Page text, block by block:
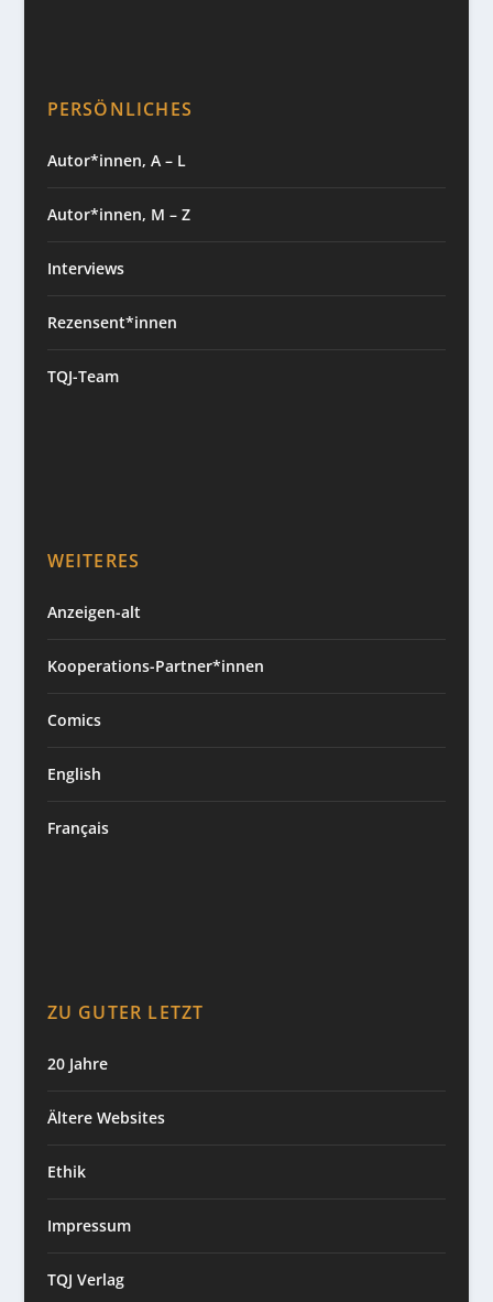
PERSÖNLICHES
Autor*innen, A – L
Autor*innen, M – Z
Interviews
Rezensent*innen
TQJ-Team
WEITERES
Anzeigen-alt
Kooperations-Partner*innen
Comics
English
Français
ZU GUTER LETZT
20 Jahre
Ältere Websites
Ethik
Impressum
TQJ Verlag